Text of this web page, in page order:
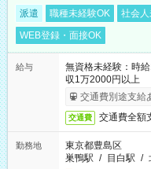
派遣 職種未経験OK 社会
WEB登録・面接OK
給与
無資格未経験：時
収1万2000円以上
交通費別途支給
交通費 交通費全額
勤務地
東京都豊島区
巣鴨駅 / 目白駅 /